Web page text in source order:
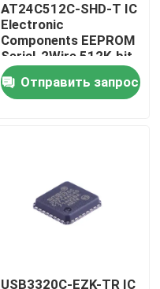
AT24C512C-SHD-T IC
Electronic
Components EEPROM
Serial-2Wire 512K-bit
64K x 8 3.3V/5V 8-Pin
SOIC EIAJ T/R
Отправить запрос
USB3320C-EZK-TR IC